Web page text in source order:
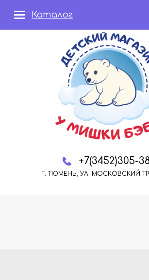
+7(3452)305-
Г. ТЮМЕНЬ, УЛ. МОСКОВСКИЙ
Каталог